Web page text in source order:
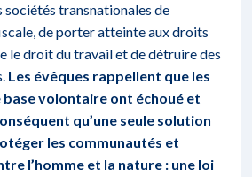
sociétés transnationales de
de porter atteinte aux droits
le droit du travail et de détruire des
Les évêques rappellent que les
base volontaire ont échoué et
qu’une seule solution
les communautés et
l’homme et la nature : une loi